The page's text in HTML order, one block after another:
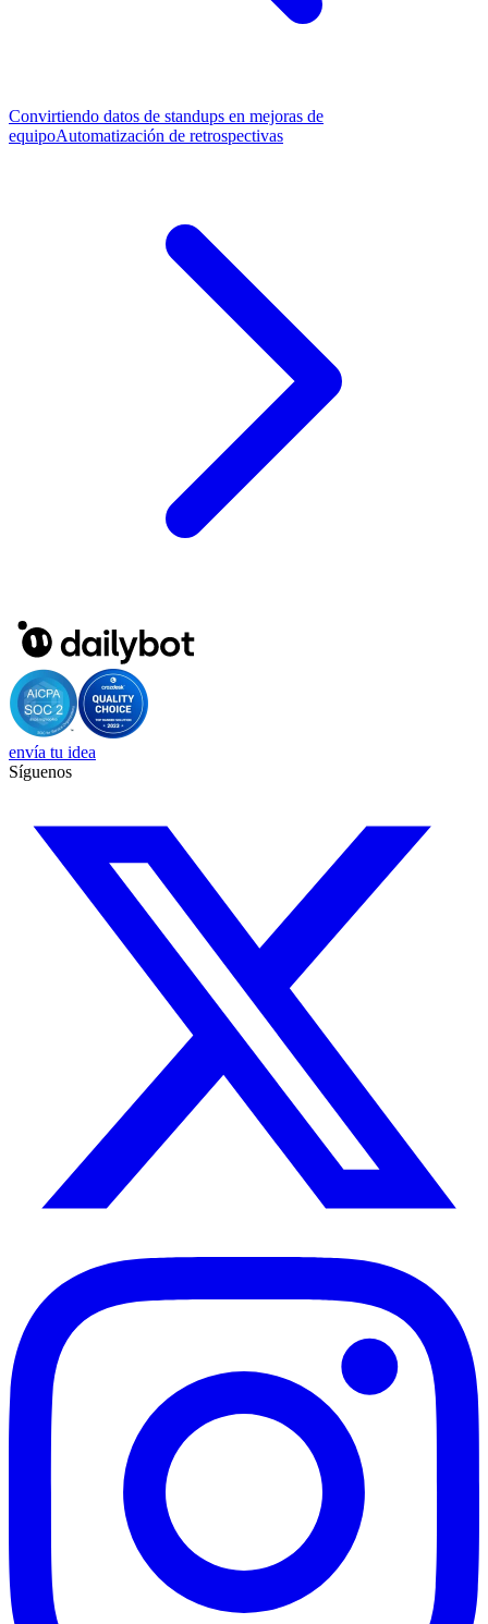
Convirtiendo datos de standups en mejoras de
equipoAutomatización de retrospectivas
envía tu idea
Síguenos